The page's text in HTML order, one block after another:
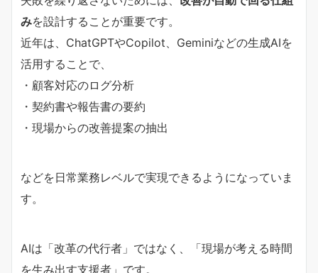
みを設計することが重要です。
近年は、ChatGPTやCopilot、Geminiなどの生成AIを
活用することで、
・顧客対応のログ分析
・契約書や報告書の要約
・現場からの改善提案の抽出
などを日常業務レベルで実現できるようになっていま
す。
AIは「改革の代行者」ではなく、「現場が考える時間
を生み出す支援者」です。